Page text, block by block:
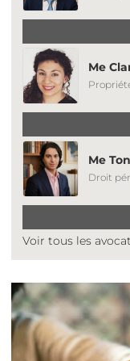
Me
Me
Droit
Voir tous les